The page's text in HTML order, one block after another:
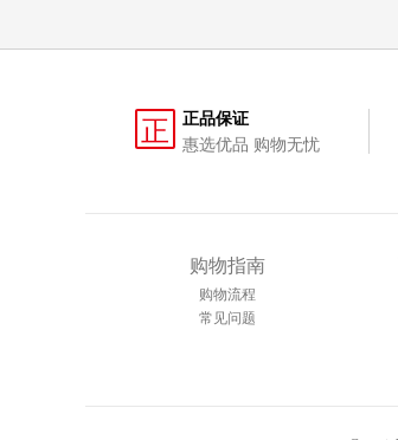
正
正品保证
惠选优品 购物无忧
购物指南
购物流程
常见问题